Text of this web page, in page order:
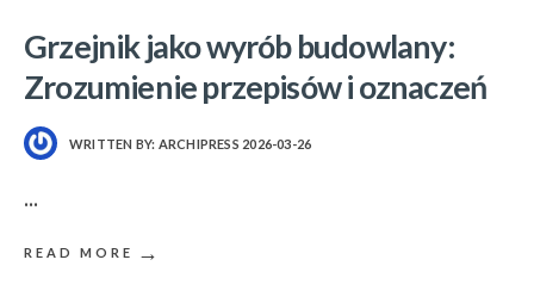
Grzejnik jako wyrób budowlany:
Zrozumienie przepisów i oznaczeń
WRITTEN BY: ARCHIPRESS 2026-03-26
...
READ MORE →